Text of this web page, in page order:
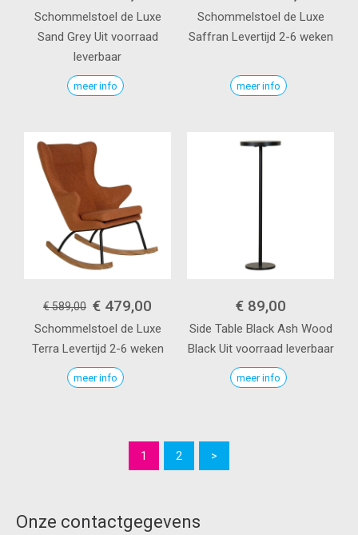
Schommelstoel de Luxe
Sand Grey Uit voorraad
leverbaar
meer info
Schommelstoel de Luxe
Saffran Levertijd 2-6 weken
meer info
€ 589,00 € 479,00
Schommelstoel de Luxe
Terra Levertijd 2-6 weken
meer info
€ 89,00
Side Table Black Ash Wood
Black Uit voorraad leverbaar
meer info
1 2 >
Onze contactgegevens